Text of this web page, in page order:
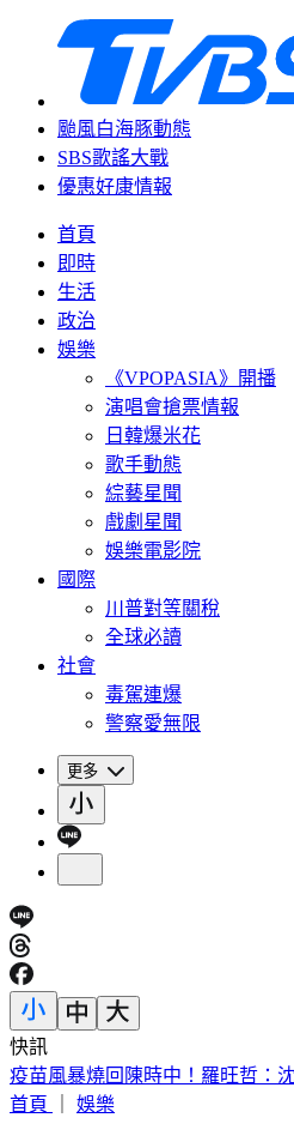
颱風白海豚動態
SBS歌謠大戰
優惠好康情報
首頁
即時
生活
政治
娛樂
《VPOPASIA》開播
演唱會搶票情報
日韓爆米花
歌手動態
綜藝星聞
戲劇星聞
娛樂電影院
國際
川普對等關稅
全球必讀
社會
毒駕連爆
警察愛無限
更多
快訊
AKIRA台灣過父親節！4歲兒公開
首頁
娛樂